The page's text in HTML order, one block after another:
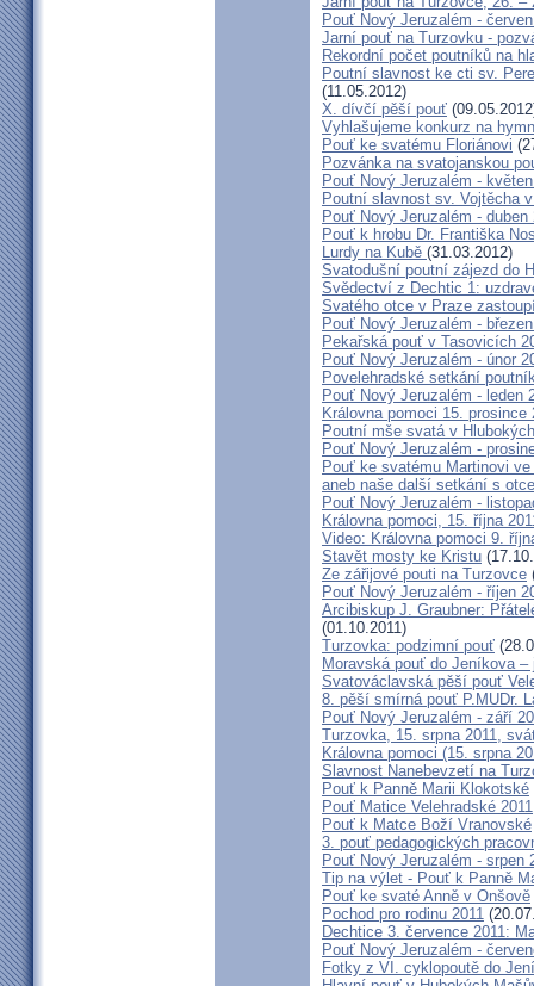
Pouť Nový Jeruzalém -
Jarní pouť na Turzovku -
Rekordní počet poutníků na
Poutní slavnost ke cti sv.
(11.05.2012)
X. dívčí pěší pouť
Vyhlašujeme konkurz na
Pouť ke svatému Floriánovi
Pozvánka na svatojanskou
Pouť Nový Jeruzalém -
Poutní slavnost sv. Vojtěcha
Pouť Nový Jeruzalém - duben
Pouť k hrobu Dr. Františka
Lurdy na Kubě (31.03.2012)
Svatodušní poutní zájezd do
Svědectví z Dechtic 1:
Svatého otce v Praze
Pouť Nový Jeruzalém -
Pekařská pouť v Tasovicích
Pouť Nový Jeruzalém - únor
Povelehradské setkání
Pouť Nový Jeruzalém - leden
Královna pomoci 15. prosince
Poutní mše svatá v
Pouť Nový Jeruzalém -
Pouť ke svatému Martinovi
aneb naše další setkání s
Pouť Nový Jeruzalém -
Královna pomoci, 15. října
Video: Královna pomoci 9.
Stavět mosty ke Kristu
Ze zářijové pouti na Turzovce
Pouť Nový Jeruzalém - říjen
Arcibiskup J. Graubner:
(01.10.2011)
Turzovka: podzimní pouť
Moravská pouť do Jeníkova
Svatováclavská pěší pouť
8. pěší smírná pouť P.MUDr.
Pouť Nový Jeruzalém - září
Turzovka, 15. srpna 2011,
Královna pomoci (15. srpna
Slavnost Nanebevzetí na
Pouť k Panně Marii Klokotské
Pouť Matice Velehradské 2011
Pouť k Matce Boží Vranovské
3. pouť pedagogických
Pouť Nový Jeruzalém - srpen
Tip na výlet - Pouť k Panně
Pouť ke svaté Anně v Onšově
Pochod pro rodinu 2011
Dechtice 3. července 2011:
Pouť Nový Jeruzalém -
Fotky z VI. cyklopoutě do